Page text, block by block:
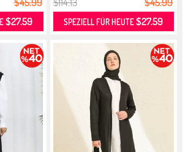
$27.59 SPEZIELL FÜR HEUTE$27.59